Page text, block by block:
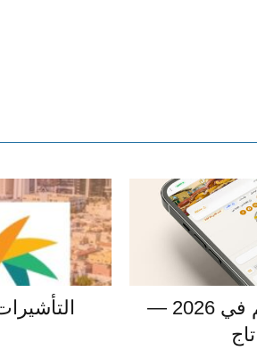
أفضل منصة منيو رقمي للمطاعم في 2026 —